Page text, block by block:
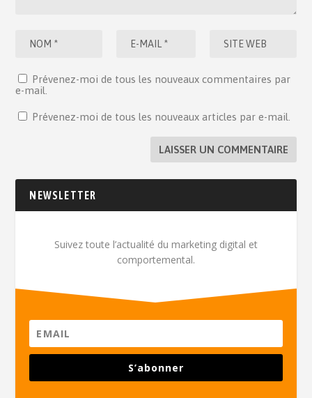
Prévenez-moi de tous les nouveaux commentaires par
e-mail.
Prévenez-moi de tous les nouveaux articles par e-mail.
NEWSLETTER
Suivez toute l’actualité du marketing digital et
comportemental.
S’abonner